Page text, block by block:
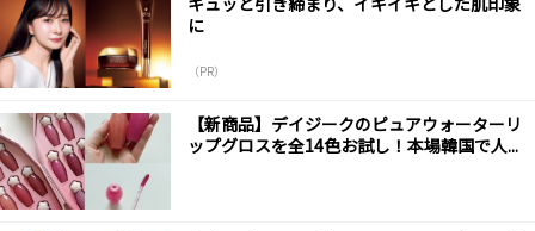
に
（PR）
【新商品】デイジークのピュアウォーターリ
ップグロスを全14色お試し！本場韓国で人...